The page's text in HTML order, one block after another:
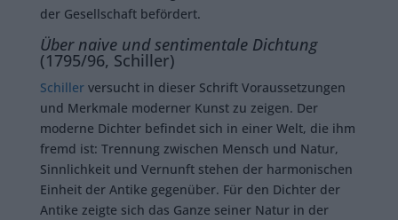
der Gesellschaft befördert.
Über naive und sentimentale Dichtung
(1795/96, Schiller)
Schillerversucht in dieser Schrift Voraussetzungen
und Merkmale moderner Kunst zu zeigen. Der
moderne Dichter befindet sich in einer Welt, die ihm
fremd ist: Trennung zwischen Mensch und Natur,
Sinnlichkeit und Vernunft stehen der harmonischen
Einheit der Antike gegenüber. Für den Dichter der
Antike zeigte sich das Ganze seiner Natur in der